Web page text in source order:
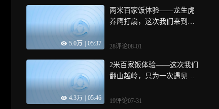
5.0万 05:37
两米百家饭体验——龙生虎
养鹰打扇，这次我们来到了
着山东夏季三件套听听张奶
28评论08-01
4.3万 05:46
2米百家饭体验——这次我们
翻山越岭，只为一次遇见，
了一位值得敬佩的焦阿姨
19评论07-31